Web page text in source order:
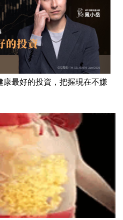
最好的投資，把握現在不嫌